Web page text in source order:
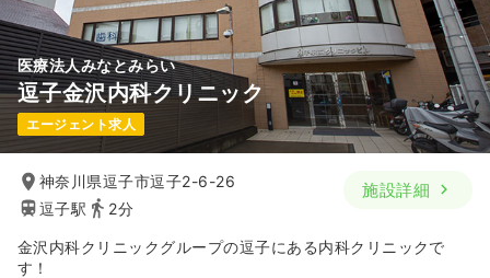
医療法人みなとみらい
逗子金沢内科クリニック
エージェント求人
神奈川県逗子市逗子2-6-26
逗子駅
2分
施設詳細
金沢内科クリニックグループの逗子にある内科クリニックで
す！